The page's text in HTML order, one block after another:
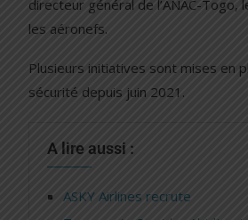
directeur général de l’ANAC-
les aéronefs.
Plusieurs initiatives sont mises en
sécurité depuis juin 2021.
A lire aussi :
ASKY Airlines recrute